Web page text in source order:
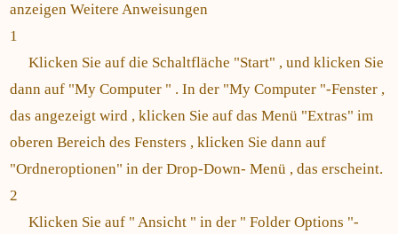
anzeigen Weitere Anweisungen
1
Klicken Sie auf die Schaltfläche "Start" , und klicken Sie
dann auf "My Computer " . In der "My Computer "-Fenster ,
das angezeigt wird , klicken Sie auf das Menü "Extras" im
oberen Bereich des Fensters , klicken Sie dann auf
"Ordneroptionen" in der Drop-Down- Menü , das erscheint.
2
Klicken Sie auf " Ansicht " in der " Folder Options "-